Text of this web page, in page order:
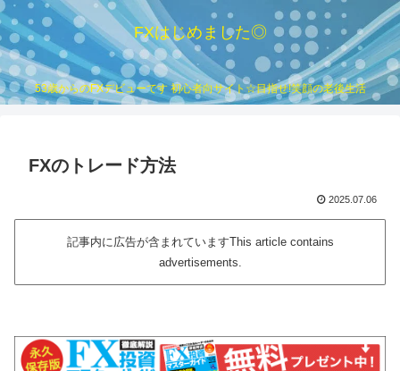
FXはじめました◎
53歳からのFXデビューです 初心者向サイト☆目指せ!笑顔の老後生活
FXのトレード方法
2025.07.06
記事内に広告が含まれていますThis article contains
advertisements.